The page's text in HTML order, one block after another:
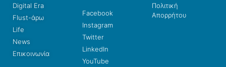
Digital Era
Flust-άρω
Life
News
Επικοινωνία
Facebook
Instagram
Twitter
LinkedIn
YouTube
Πολιτική
Απορρήτου